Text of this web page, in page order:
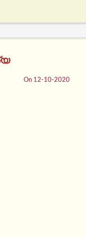
On 12-10-2020